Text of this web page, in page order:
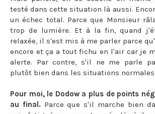
testé dans cette situation là aussi.
un échec total. Parce que Monsieur
trop de lumière. Et à la fin, quand
relaxée, il s'est mis à me parler parce
encore et ça a tout fichu en l'air car je
alerte. Par contre, s'il ne me parle
plutôt bien dans les situations
Pour moi, le Dodow a plus de points
au final.Parce que s'il marche bien